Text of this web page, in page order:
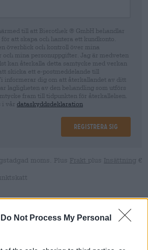
Do Not Process My Personal
till att Bierothek ® GmbH behandlar
att skapa och hantera ett kundkonto.
överblick och kontroll över mina
mina personuppgifter. Jag är medveten
kan återkalla detta samtycke med verkan
skicka ett e-postmeddelande till
informerar dig om att återkallandet av ditt
lagligheten av den behandling som utförs
fram till tidpunkten för återkallelsen.
i vår dataskyddsdeklaration
Registrera sig
moms. Plus Frakt plus Insättning €